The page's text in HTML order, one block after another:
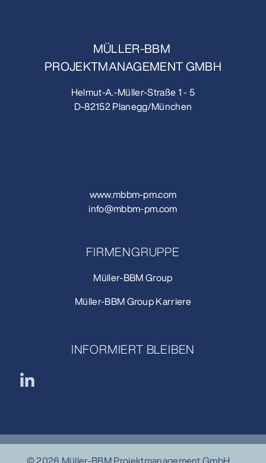
MÜLLER-BBM
PROJEKTMANAGEMENT GMBH
Helmut-A.-Müller-Straße 1 - 5
D-82152 Planegg/München
www.mbbm-pm.com
info@mbbm-pm.com
FIRMENGRUPPE
Müller-BBM Group
Müller-BBM Group Karriere
INFORMIERT BLEIBEN